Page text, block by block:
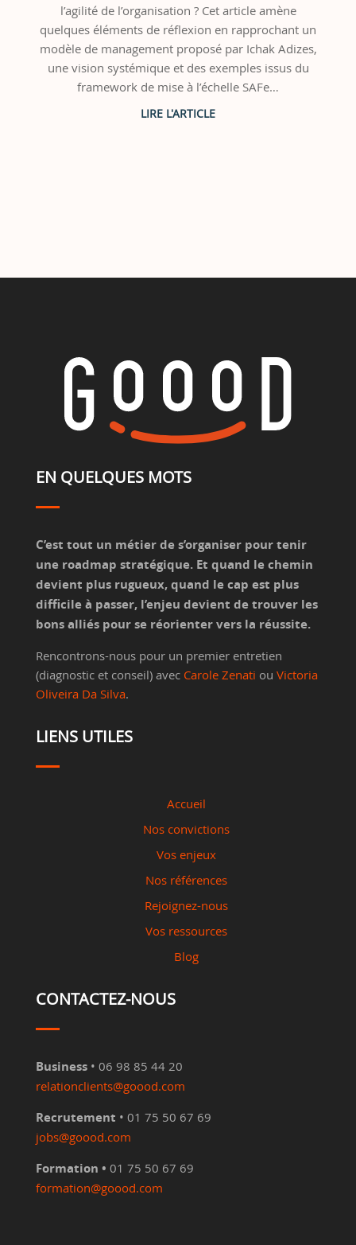
l’agilité de l’organisation ? Cet article amène
quelques éléments de réflexion en rapprochant un
modèle de management proposé par Ichak Adizes,
une vision systémique et des exemples issus du
framework de mise à l’échelle SAFe…
EN QUELQUES MOTS
C’est tout un métier de s’organiser pour tenir
une roadmap stratégique. Et quand le chemin
devient plus rugueux, quand le cap est plus
difficile à passer, l’enjeu devient de trouver les
bons alliés pour se réorienter vers la réussite.
Rencontrons-nous pour un premier entretien
(diagnostic et conseil) avec Carole Zenati ou Victoria
Oliveira Da Silva.
LIENS UTILES
Accueil
Nos convictions
Vos enjeux
Nos références
Rejoignez-nous
Vos ressources
Blog
CONTACTEZ-NOUS
Business • 06 98 85 44 20
relationclients@goood.com
Recrutement • 01 75 50 67 69
jobs@goood.com
Formation • 01 75 50 67 69
formation@goood.com